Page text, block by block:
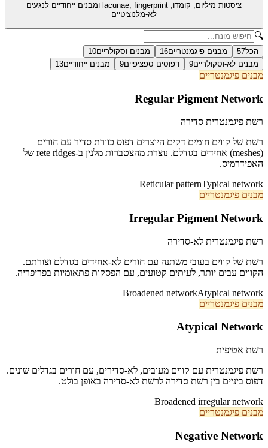
ציסטות מיליום, קומדו, lacunae, fingerprint ומבנים ייחודיים לנגעים
לא-מלנוציטיים
🔍
הכל57 מבנים פיגמנטריים16 מבנים וסקולריים10
מבנים לא-וסקולריים9 דפוסים ספציפיים9 מבנים ייחודיים13
מבנים פיגמנטריים
Regular Pigment Network
רשת פיגמנטרית סדירה
רשת של קווים חומים דקים היוצרים דפוס כוורת סדיר עם חורים
(meshes) אחידים בגודלם. נוצרת מהצטברות מלנין ב-rete ridges של
האפידרמיס.
Typical network
Reticular pattern
מבנים פיגמנטריים
Irregular Pigment Network
רשת פיגמנטרית לא-סדירה
רשת של קווים בעובי משתנה עם חורים לא-אחידים בגודלם וצורתם.
הקווים עבים יותר, לעיתים קטועים, עם הפסקות פתאומיות בפריפריה.
Atypical network
Broadened network
מבנים פיגמנטריים
Atypical Network
רשת אטיפית
רשת פיגמנטרית עם קווים מעובים, לא-סדירים, עם חורים בגדלים שונים.
דפוס ביניים בין רשת סדירה לרשת לא-סדירה באופן בולט.
Broadened irregular network
מבנים פיגמנטריים
Negative Network